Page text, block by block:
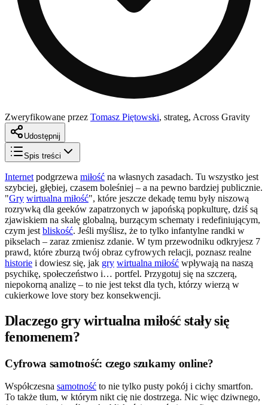
Zweryfikowane przez Tomasz Piętowski, strateg, Across Gravity
Udostępnij
Spis treści
Internet podgrzewa miłość na własnych zasadach. Tu wszystko jest
szybciej, głębiej, czasem boleśniej – a na pewno bardziej publicznie.
"Gry wirtualna miłość", które jeszcze dekadę temu były niszową
rozrywką dla geeków zapatrzonych w japońską popkulturę, dziś są
zjawiskiem na skalę globalną, burzącym schematy i redefiniującym,
czym jest bliskość. Jeśli myślisz, że to tylko infantylne randki w
pikselach – zaraz zmienisz zdanie. W tym przewodniku odkryjesz 7
prawd, które zburzą twój obraz cyfrowych relacji, poznasz realne
historie i dowiesz się, jak gry wirtualna miłość wpływają na naszą
psychikę, społeczeństwo i… portfel. Przygotuj się na szczerą,
niepokorną analizę – to nie jest tekst dla tych, którzy wierzą w
cukierkowe love story bez konsekwencji.
Dlaczego gry wirtualna miłość stały się
fenomenem?
Cyfrowa samotność: czego szukamy online?
Współczesna samotność to nie tylko pusty pokój i cichy smartfon.
To także tłum, w którym nikt cię nie dostrzega. Nic więc dziwnego,